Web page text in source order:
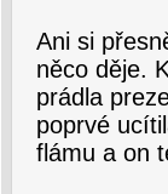
Ani si
něco děje.
prádla
poprvé
flámu a on